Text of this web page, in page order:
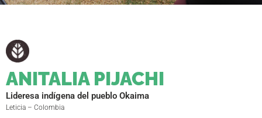
ANITALIA PIJACHI
Lideresa indígena del pueblo Okaima
Leticia – Colombia